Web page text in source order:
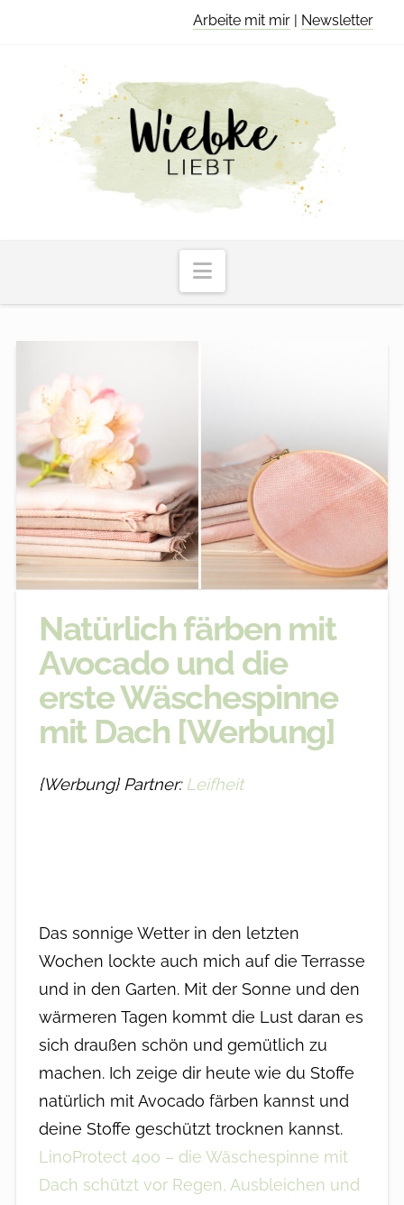
Arbeite mit mir | Newsletter
Navigation
Natürlich färben mit
Avocado und die
erste Wäschespinne
mit Dach [Werbung]
{Werbung} Partner: Leifheit
Das sonnige Wetter in den letzten
Wochen lockte auch mich auf die Terrasse
und in den Garten. Mit der Sonne und den
wärmeren Tagen kommt die Lust daran es
sich draußen schön und gemütlich zu
machen. Ich zeige dir heute wie du Stoffe
natürlich mit Avocado färben kannst und
deine Stoffe geschützt trocknen kannst.
LinoProtect 400 – die Wäschespinne mit
Dach schützt vor Regen, Ausbleichen und